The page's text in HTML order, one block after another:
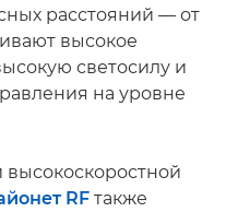
расстояний — от
высокое
светосилу и
на уровне
RF также